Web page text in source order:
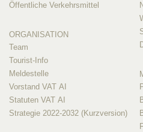
Öffentliche Verkehrsmittel
ORGANISATION
Team
Tourist-Info
Meldestelle
Vorstand VAT AI
Statuten VAT AI
Strategie 2022-2032 (Kurzversion)